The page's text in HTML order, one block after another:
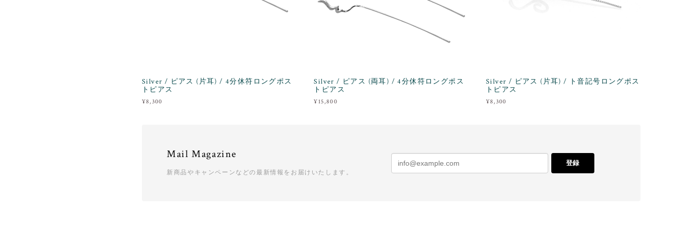
Silver / ピアス (片耳) / 4分休符ロングポス
トピアス
¥8,300
Silver / ピアス (両耳) / 4分休符ロングポス
トピアス
¥15,800
Silver / ピアス (片耳) / ト音記号ロングポス
トピアス
¥8,300
Mail Magazine
新商品やキャンペーンなどの最新情報をお届けいたします。
登録